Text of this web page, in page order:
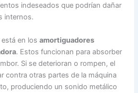
indeseados que podrían dañar
internos.
está en losamortiguadores
. Estos funcionan para absorber
Si se deterioran o rompen, el
contra otras partes de la máquina
produciendo un sonido metálico